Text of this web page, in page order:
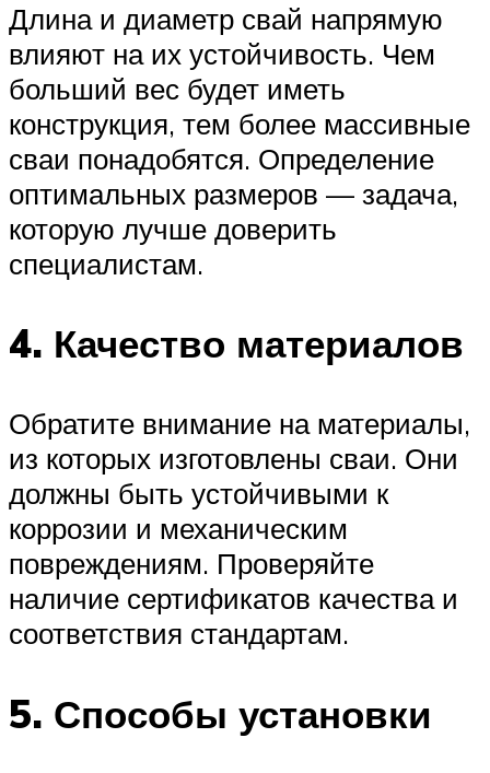
Длина и диаметр свай напрямую
влияют на их устойчивость. Чем
больший вес будет иметь
конструкция, тем более массивные
сваи понадобятся. Определение
оптимальных размеров — задача,
которую лучше доверить
специалистам.
4. Качество материалов
Обратите внимание на материалы,
из которых изготовлены сваи. Они
должны быть устойчивыми к
коррозии и механическим
повреждениям. Проверяйте
наличие сертификатов качества и
соответствия стандартам.
5. Способы установки